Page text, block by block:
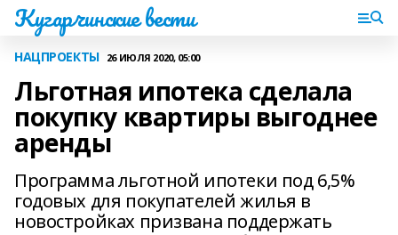
Кугарчинские вести
НАЦПРОЕКТЫ 26 ИЮЛЯ 2020, 05:00
Льготная ипотека сделала
покупку квартиры выгоднее
аренды
Программа льготной ипотеки под 6,5%
годовых для покупателей жилья в
новостройках призвана поддержать